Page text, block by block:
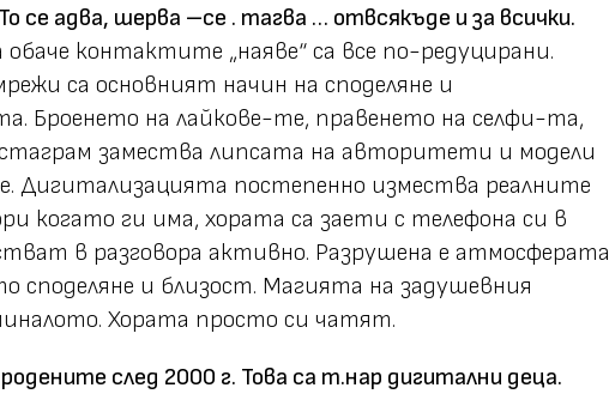
се адва, шерва –се . тагва … отвсякъде и за всички.
обаче контактите „наяве“ са все по-редуцирани.
са основният начин на споделяне и
Броенето на лайкове-те, правенето на селфи-та,
замества липсата на авторитети и модели
Дигитализацията постепенно измества реалните
когато ги има, хората са заети с телефона си в
в разговора активно. Разрушена е атмосферата
споделяне и близост. Магията на задушевния
Хората просто си чатят.
родените след 2000 г. Това са т.нар дигитални деца.